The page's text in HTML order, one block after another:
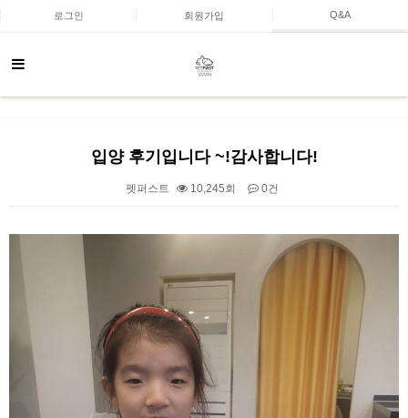
로그인 회원가입 Q&A
입양 후기입니다 ~!감사합니다!
펫퍼스트 10,245회 0건
본문